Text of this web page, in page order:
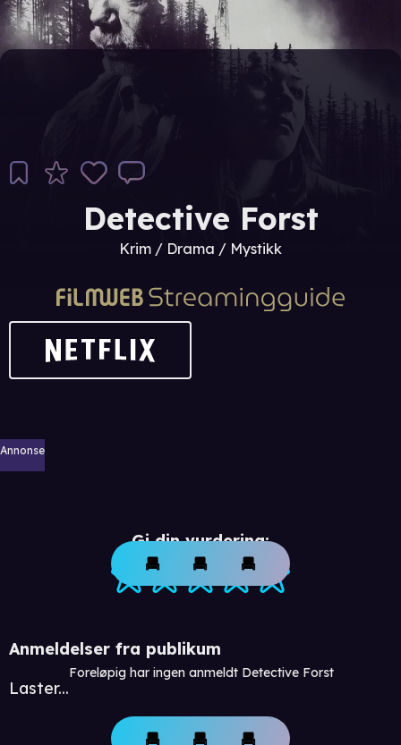
Detective Forst
Krim / Drama / Mystikk
Annonse
Gi din vurdering:
Anmeldelser fra publikum
Laster...
Foreløpig har ingen anmeldt Detective Forst